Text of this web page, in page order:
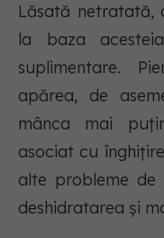
Lăsată netratată,
la baza
suplimentare.
apărea, de
mânca mai
asociat cu
alte probleme de
deshidratarea și